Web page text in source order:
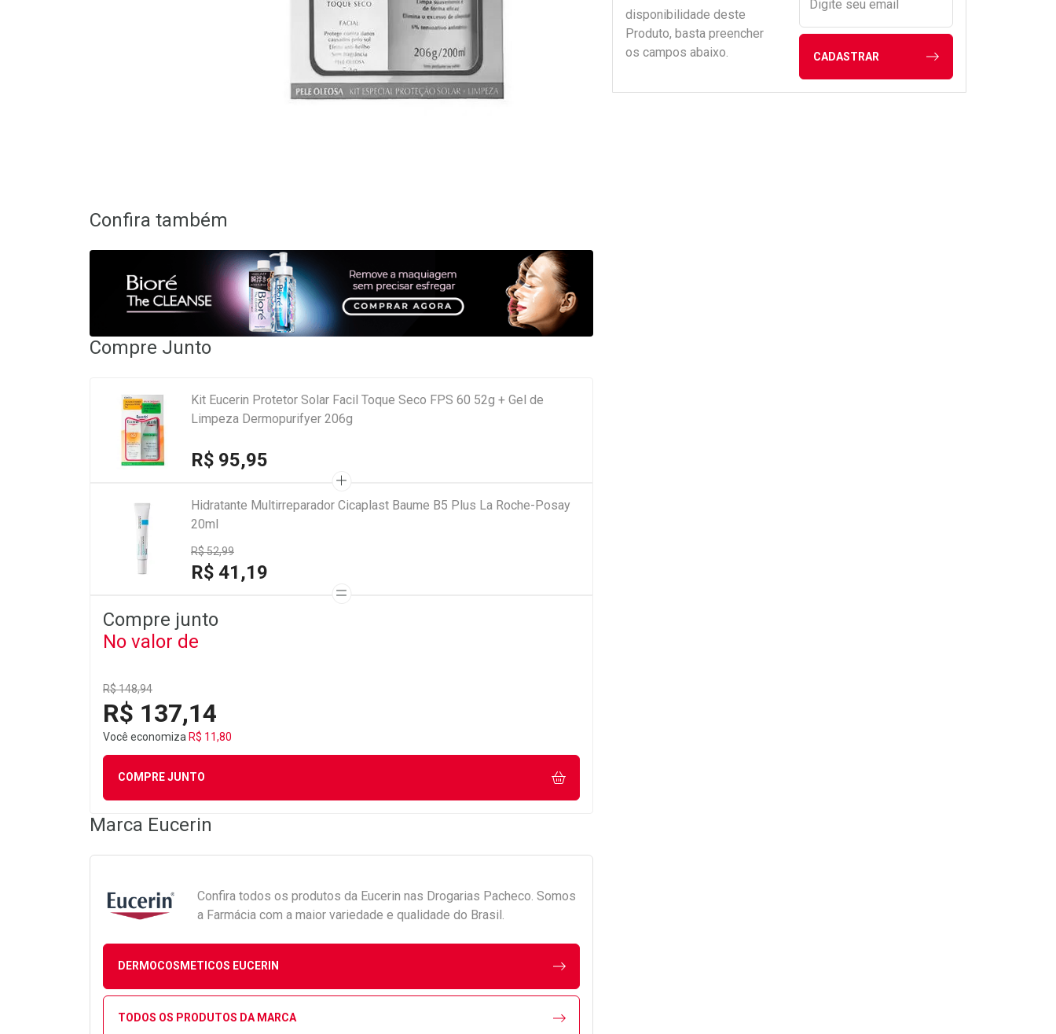
disponibilidade deste
Produto, basta preencher
os campos abaixo.
Digite seu email
CADASTRAR
Confira também
Compre Junto
Kit Eucerin Protetor Solar Facil Toque Seco FPS 60 52g + Gel de
Limpeza Dermopurifyer 206g
R$ 95,95
Hidratante Multirreparador Cicaplast Baume B5 Plus La Roche-Posay
20ml
R$ 52,99
R$ 41,19
Compre junto
No valor de
R$ 148,94
R$ 137,14
Você economiza R$ 11,80
COMPRE JUNTO
Marca Eucerin
Confira todos os produtos da Eucerin nas Drogarias Pacheco. Somos
a Farmácia com a maior variedade e qualidade do Brasil.
DERMOCOSMETICOS EUCERIN
TODOS OS PRODUTOS DA MARCA